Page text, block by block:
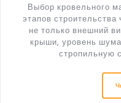
Выбор кровельного
этапов
не только внешний
крыши, уровень
стропильную